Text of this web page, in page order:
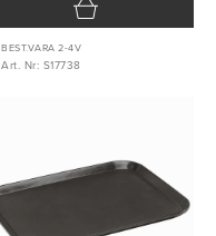
BEST.VARA 2-4V
Art. Nr: S17738